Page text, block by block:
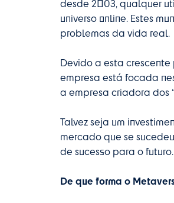
desde 2003, qualquer
universo online. Estes
problemas da vida real.
Devido a esta
empresa está focada
a empresa criadora dos
Talvez seja um
mercado que se
de sucesso para o futuro.
De que forma o